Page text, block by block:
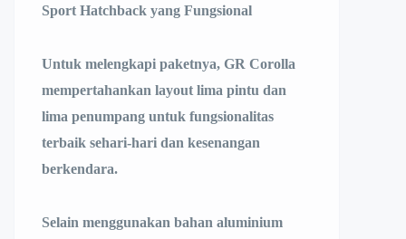
Sport Hatchback yang Fungsional
Untuk melengkapi paketnya, GR Corolla
mempertahankan layout lima pintu dan
lima penumpang untuk fungsionalitas
terbaik sehari-hari dan kesenangan
berkendara.
Selain menggunakan bahan aluminium